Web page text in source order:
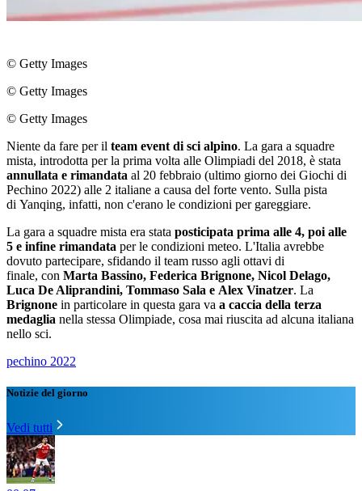
© Getty Images
© Getty Images
© Getty Images
Niente da fare per il team event di sci alpino. La gara a squadre
mista, introdotta per la prima volta alle Olimpiadi del 2018, è stata
annullata e rimandata al 20 febbraio (ultimo giorno dei Giochi di
Pechino 2022) alle 2 italiane a causa del forte vento. Sulla pista
di Yanqing, infatti, non c'erano le condizioni per gareggiare.
La gara a squadre mista era stata posticipata prima alle 4, poi alle
5 e infine rimandata per le condizioni meteo. L'Italia avrebbe
dovuto partecipare, sfidando il team russo agli ottavi di
finale, con Marta Bassino, Federica Brignone, Nicol Delago,
Luca De Aliprandini, Tommaso Sala e Alex Vinatzer. La
Brignone in particolare in questa gara va a caccia della terza
medaglia nella stessa Olimpiade, cosa mai riuscita ad alcuna italiana
nello sci.
pechino 2022
Notizie del giorno
Vedi tutti